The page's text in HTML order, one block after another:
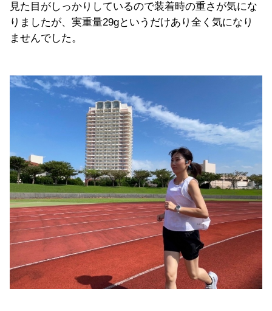
見た目がしっかりしているので装着時の重さが気にな
りましたが、実重量29gというだけあり 全く気になり
ませんでした。